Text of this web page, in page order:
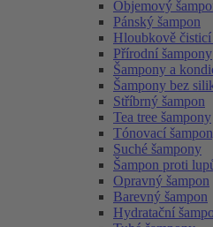
Objemový
Pánský šampon
Hloubkově
Přírodní šampony
Šampony a
Šampony bez
Stříbrný šampon
Tea tree šampony
Tónovací
Suché šampony
Šampon proti
Opravný šampon
Barevný šampon
Hydratační